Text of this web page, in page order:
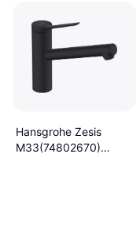
Hansgrohe Zesis
M33(74802670)